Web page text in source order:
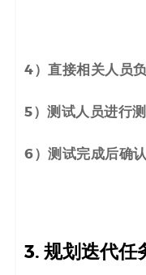
4）直接相关人员
5）测试人员进行
6）测试完成后确
3. 规划迭代任